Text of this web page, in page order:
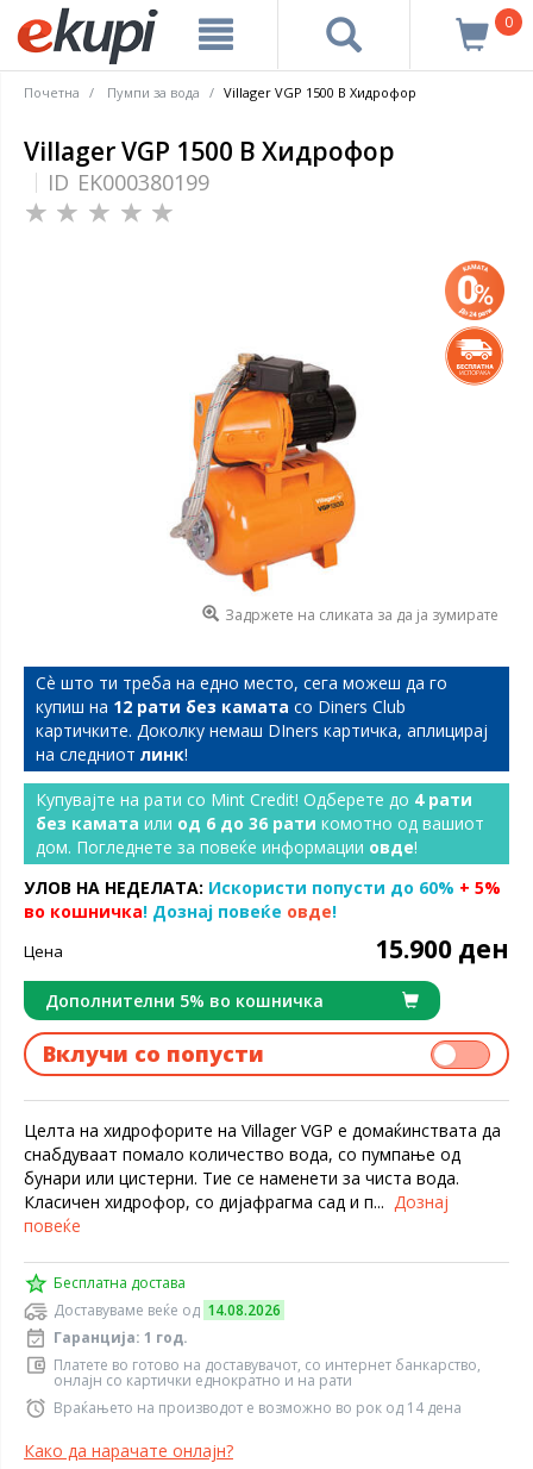
0
Почетна Пумпи за вода Villager VGP 1500 B Хидрофор
Villager VGP 1500 B Хидрофор
ID EK000380199
Задржете на сликата за да ја зумирате
Сѐ што ти треба на едно место, сега можеш да го
купиш на 12 рати без камата со Diners Club
картичките. Доколку немаш DIners картичка, аплицирај
на следниот линк!
Купувајте на рати со Mint Credit! Одберете до 4 рати
без камата или од 6 до 36 рати комотно од вашиот
дом. Погледнете за повеќе информации овде!
УЛОВ НА НЕДЕЛАТА: Искористи попусти до 60% + 5%
во кошничка! Дознај повеќе овде!
Цена 15.900 ден
Дополнителни 5% во кошничка
Вклучи со попусти
Целта на хидрофорите на Villager VGP е домаќинствата да
снабдуваат помало количество вода, со пумпање од
бунари или цистерни. Тие се наменети за чиста вода.
Класичен хидрофор, со дијафрагма сад и п... Дознај
повеќе
Бесплатна достава
Доставуваме веќе од 14.08.2026
Гаранција: 1 год.
Платете во готово на доставувачот, со интернет банкарство,
онлајн со картички еднократно и на рати
Враќањето на производот е возможно во рок од 14 дена
Како да нарачате онлајн?